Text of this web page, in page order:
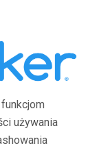
używania